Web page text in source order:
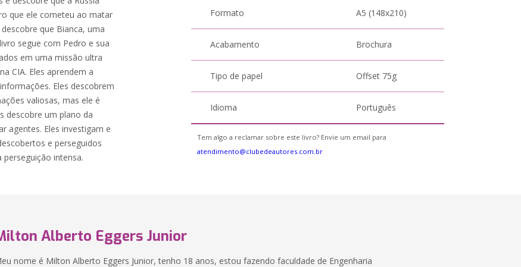
que ele cometeu ao matar
que Bianca, uma
segue com Pedro e sua
em uma missão ultra
CIA. Eles aprendem a
Eles descobrem
valiosas, mas ele é
descobre um plano da
agentes. Eles investigam e
e perseguidos
intensa.
Formato A5 (148x210)
Acabamento Brochura
Tipo de papel Offset 75g
Idioma Português
Tem algo a reclamar sobre este livro? Envie um email para
atendimento@clubedeautores.com.br
Alberto Eggers Junior
nome é Milton Alberto Eggers Junior, tenho 18 anos, estou fazendo faculdade de Engenharia